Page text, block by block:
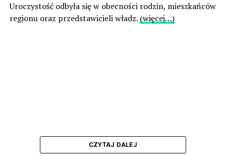
Uroczystość odbyła się w obecności rodzin, mieszkańców
regionu oraz przedstawicieli władz. (więcej…)
CZYTAJ DALEJ